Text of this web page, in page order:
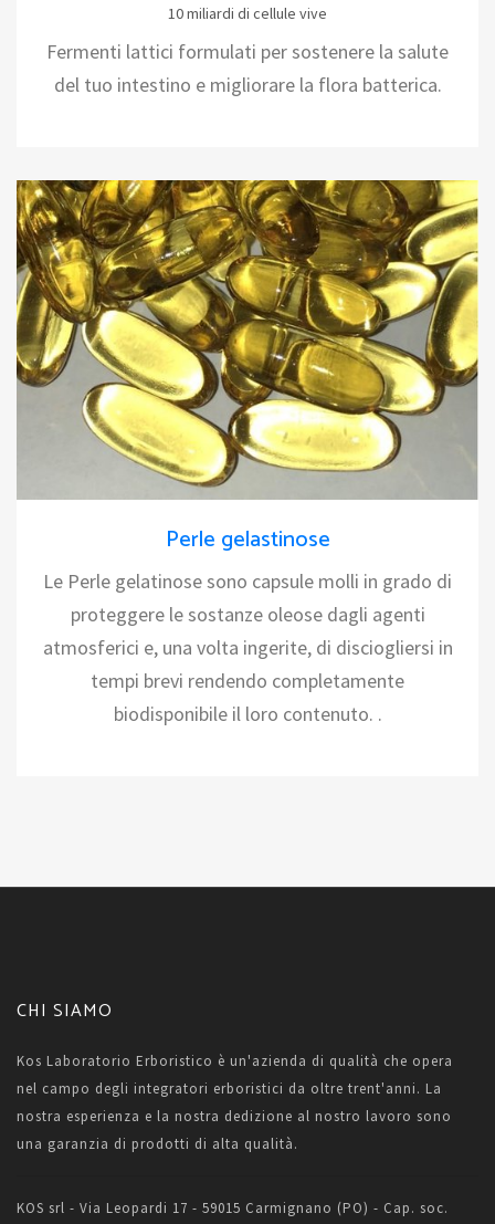
10 miliardi di cellule vive
Fermenti lattici formulati per sostenere la salute
del tuo intestino e migliorare la flora batterica.
Perle gelastinose
Le Perle gelatinose sono capsule molli in grado di
proteggere le sostanze oleose dagli agenti
atmosferici e, una volta ingerite, di disciogliersi in
tempi brevi rendendo completamente
biodisponibile il loro contenuto. .
CHI SIAMO
Kos Laboratorio Erboristico è un'azienda di qualità che opera
nel campo degli integratori erboristici da oltre trent'anni. La
nostra esperienza e la nostra dedizione al nostro lavoro sono
una garanzia di prodotti di alta qualità.
KOS srl - Via Leopardi 17 - 59015 Carmignano (PO) - Cap. soc.